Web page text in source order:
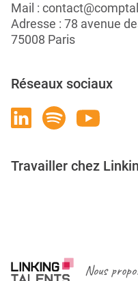
Mail :
Adresse : 78 avenue
75008 Paris
Réseaux sociaux
Travailler chez
Nous